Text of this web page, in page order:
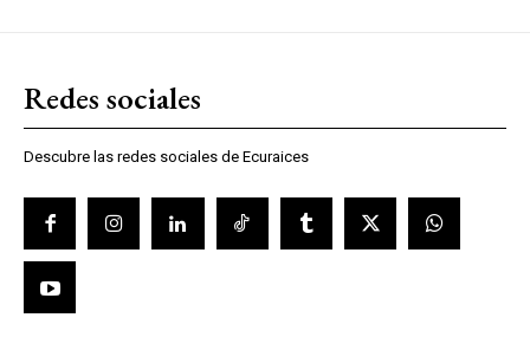
Redes sociales
Descubre las redes sociales de Ecuraices